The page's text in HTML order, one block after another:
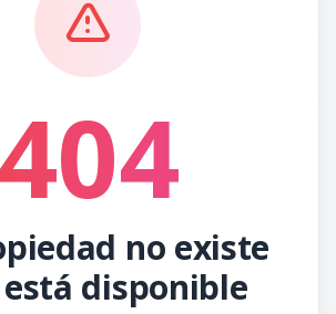
404
no existe
disponible